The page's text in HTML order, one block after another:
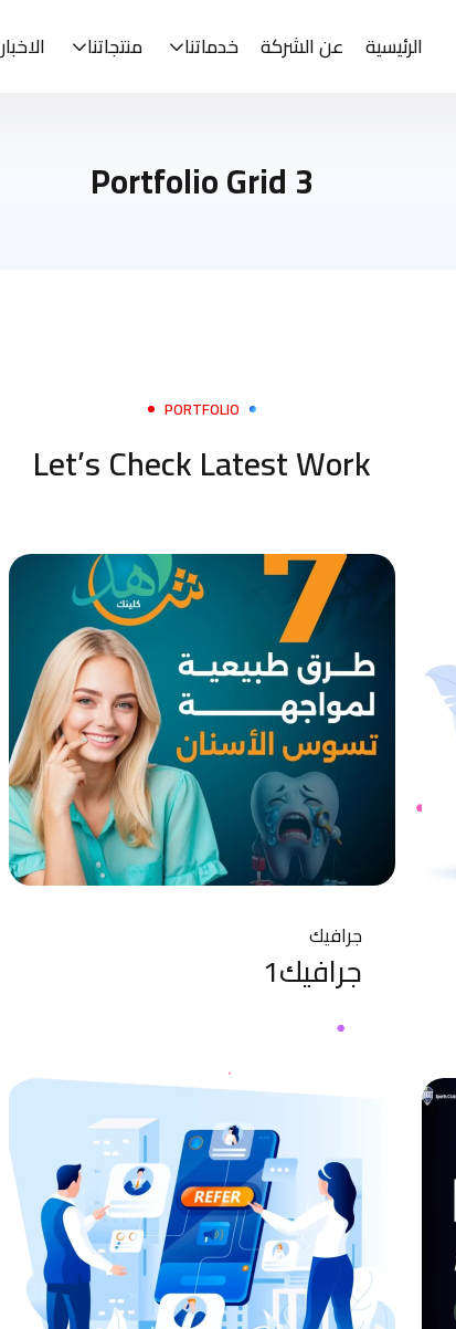
الرئيسية عن الشركة خدماتنا منتجاتنا الاخبار
Portfolio Grid 3
PORTFOLIO
Let’s Check Latest Work
جرافيك
جرافيك1